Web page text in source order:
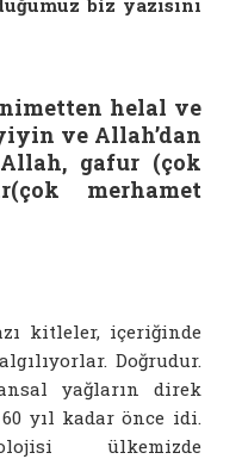
helal ve
ve Allah’dan
gafur (çok
merhamet
kitleler, içeriğinde
Doğrudur.
yağların direk
yıl kadar önce idi.
ülkemizde